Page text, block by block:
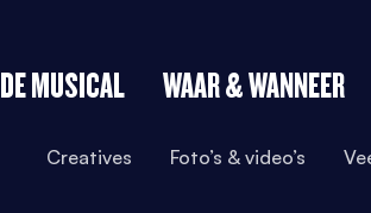
DE MUSICAL WAAR & WANNEER
Creatives Foto’s & video’s